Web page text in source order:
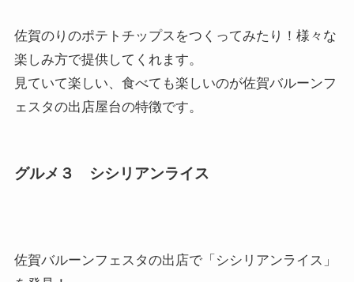
佐賀のりのポテトチップスをつくってみたり！様々な
楽しみ方で提供してくれます。
見ていて楽しい、食べても楽しいのが佐賀バルーンフ
ェスタの出店屋台の特徴です。
グルメ３ シシリアンライス
を発見！